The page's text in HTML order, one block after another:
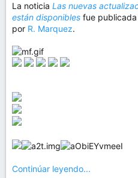
La noticia Las nuevas
están disponibles fue
por R. Marquez.
Continúar leyendo...